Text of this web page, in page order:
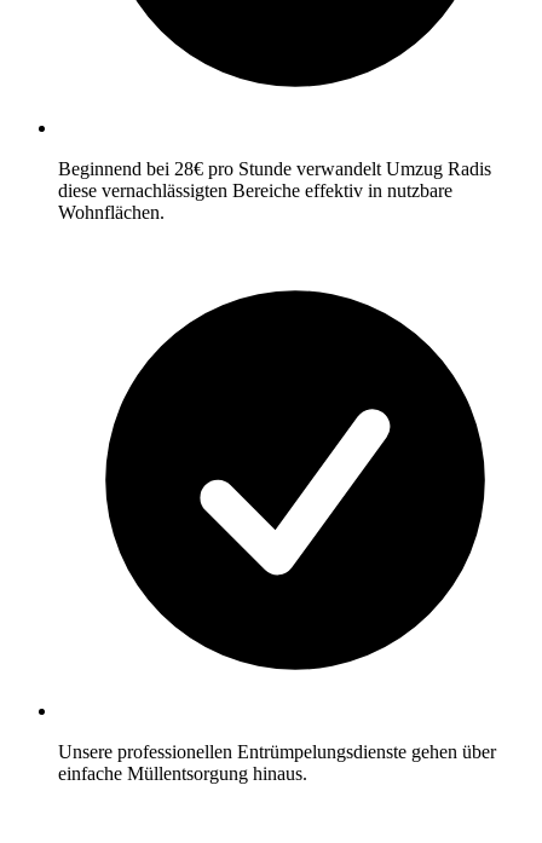
Beginnend bei 28€ pro Stunde verwandelt Umzug Radis
diese vernachlässigten Bereiche effektiv in nutzbare
Wohnflächen.
Unsere professionellen Entrümpelungsdienste gehen über
einfache Müllentsorgung hinaus.